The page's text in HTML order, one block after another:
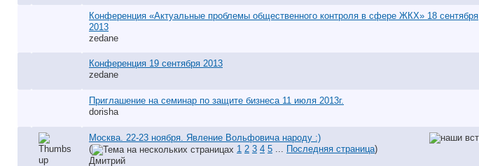
Конференция «Актуальные проблемы общественного контроля в сфере ЖКХ» 18 сентября
2013
zedane
Конференция 19 сентября 2013
zedane
Приглашение на семинар по защите бизнеса 11 июля 2013г.
dorisha
Москва. 22-23 ноября. Явление Вольфовича народу :)
(
1 2 3 4 5 ... Последняя страница)
Дмитрий